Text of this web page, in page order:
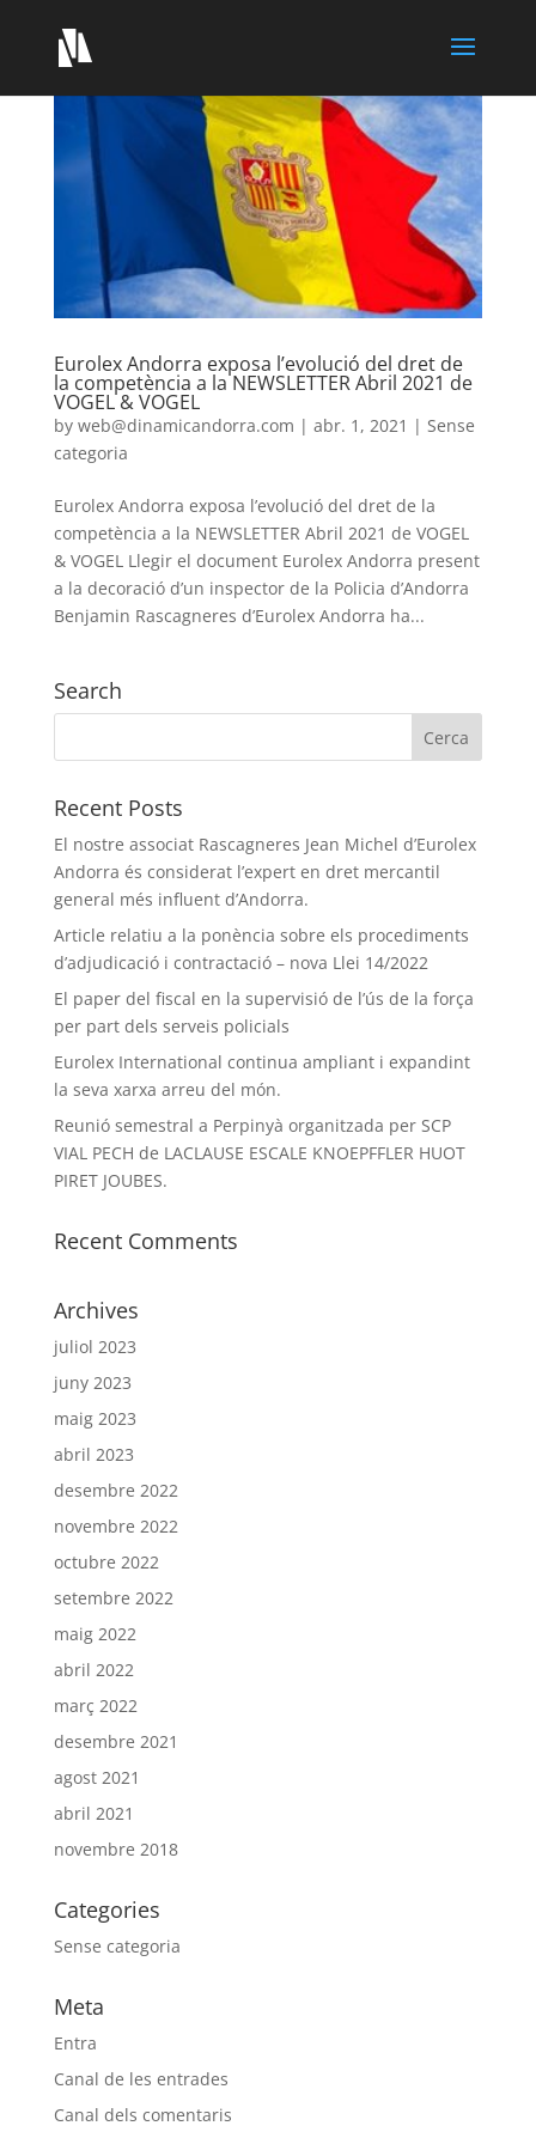
Eurolex Andorra exposa l’evolució del dret de
la competència a la NEWSLETTER Abril 2021 de
VOGEL & VOGEL
by web@dinamicandorra.com | abr. 1, 2021 | Sense
categoria
Eurolex Andorra exposa l’evolució del dret de la
competència a la NEWSLETTER Abril 2021 de VOGEL
& VOGEL Llegir el document Eurolex Andorra present
a la decoració d’un inspector de la Policia d’Andorra
Benjamin Rascagneres d’Eurolex Andorra ha...
Search
Recent Posts
El nostre associat Rascagneres Jean Michel d’Eurolex
Andorra és considerat l’expert en dret mercantil
general més influent d’Andorra.
Article relatiu a la ponència sobre els procediments
d’adjudicació i contractació – nova Llei 14/2022
El paper del fiscal en la supervisió de l’ús de la força
per part dels serveis policials
Eurolex International continua ampliant i expandint
la seva xarxa arreu del món.
Reunió semestral a Perpinyà organitzada per SCP
VIAL PECH de LACLAUSE ESCALE KNOEPFFLER HUOT
PIRET JOUBES.
Recent Comments
Archives
juliol 2023
juny 2023
maig 2023
abril 2023
desembre 2022
novembre 2022
octubre 2022
setembre 2022
maig 2022
abril 2022
març 2022
desembre 2021
agost 2021
abril 2021
novembre 2018
Categories
Sense categoria
Meta
Entra
Canal de les entrades
Canal dels comentaris